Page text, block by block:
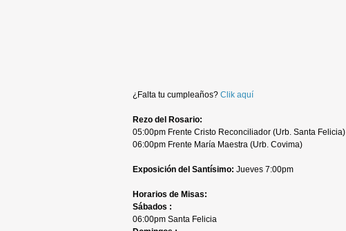
¿Falta tu cumpleaños? Clik aquí
Rezo del Rosario:
05:00pm Frente Cristo Reconciliador (Urb. Santa Felicia)
06:00pm Frente María Maestra (Urb. Covima)
Exposición del Santísimo: Jueves 7:00pm
Horarios de Misas:
Sábados :
06:00pm Santa Felicia